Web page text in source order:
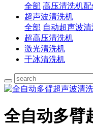
全部 高压清洗机配
超声波清洗机
全部 自动超声波
超高压清洗机
激光清洗机
干冰清洗机
全自动多臂